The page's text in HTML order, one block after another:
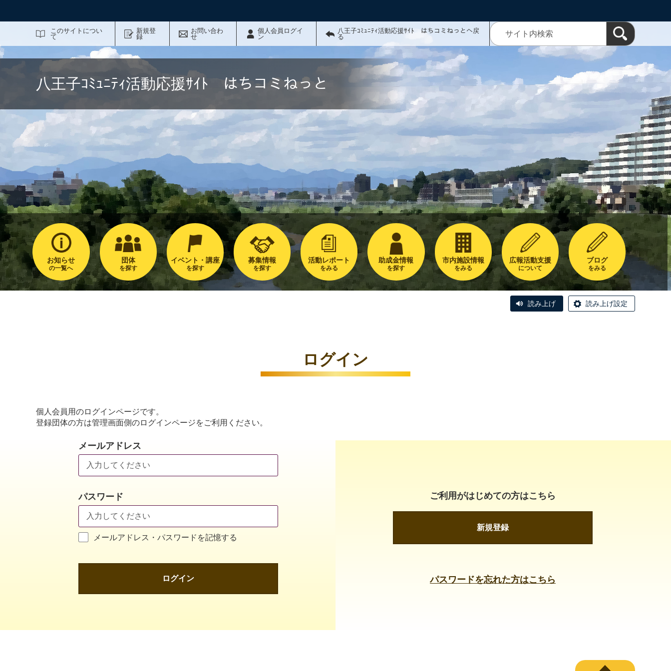
このサイトについ
て
新規登
録
お問い合わ
せ
個人会員ログイ
ン
八王子ｺﾐｭﾆﾃｨ活動応援ｻｲﾄ はちコミねっとへ戻
る
八王子ｺﾐｭﾆﾃｨ活動応援ｻｲﾄ はちコミねっと
お知らせ
の一覧へ
団体
を探す
イベント・講座
を探す
募集情報
を探す
活動レポート
をみる
助成金情報
を探す
市内施設情報
をみる
広報活動支援
について
ブログ
をみる
読み上げ 読み上げ設定
ログイン
個人会員用のログインページです。
登録団体の方は管理画面側のログインページをご利用ください。
メールアドレス
パスワード
メールアドレス・パスワードを記憶する
ログイン
ご利用がはじめての方はこちら
新規登録
パスワードを忘れた方はこちら